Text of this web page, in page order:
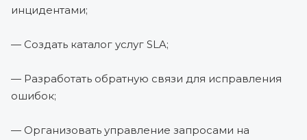
инцидентами;
— Создать каталог услуг SLA;
— Разработать обратную связи для исправления
ошибок;
— Организовать управление запросами на